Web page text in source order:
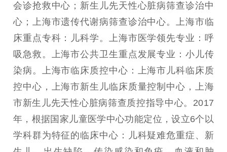
会诊抢救中心；新生儿先天性心脏病筛查诊治中
心；上海市遗传代谢病筛查诊治中心。上海市临
床重点专科：儿科学。上海市医学领先专业：呼
吸急救。上海市公共卫生重点发展专业：小儿传
染病。上海市临床质控中心：上海市儿科临床质
控中心，上海市新生儿临床质量控制中心，上海
市新生儿先天性心脏病筛查质控指导中心。2017
年，根据国家儿童医学中心功能定位，设立6个以
学科群为特征的临床中心：儿科疑难危重症、新